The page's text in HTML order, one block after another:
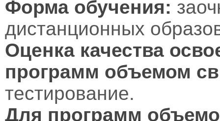
Форма обучения:
дистанционных
Оценка качества
программ объемом
тестирование.
Для программ